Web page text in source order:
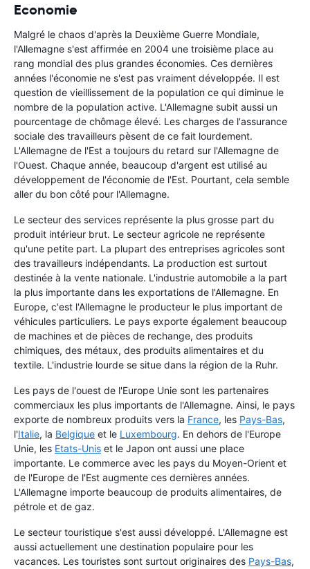
Economie
Malgré le chaos d'après la Deuxième Guerre Mondiale,
l'Allemagne s'est affirmée en 2004 une troisième place au
rang mondial des plus grandes économies. Ces dernières
années l'économie ne s'est pas vraiment développée. Il est
question de vieillissement de la population ce qui diminue le
nombre de la population active. L'Allemagne subit aussi un
pourcentage de chômage élevé. Les charges de l'assurance
sociale des travailleurs pèsent de ce fait lourdement.
L'Allemagne de l'Est a toujours du retard sur l'Allemagne de
l'Ouest. Chaque année, beaucoup d'argent est utilisé au
développement de l'économie de l'Est. Pourtant, cela semble
aller du bon côté pour l'Allemagne.
Le secteur des services représente la plus grosse part du
produit intérieur brut. Le secteur agricole ne représente
qu'une petite part. La plupart des entreprises agricoles sont
des travailleurs indépendants. La production est surtout
destinée à la vente nationale. L'industrie automobile a la part
la plus importante dans les exportations de l'Allemagne. En
Europe, c'est l'Allemagne le producteur le plus important de
véhicules particuliers. Le pays exporte également beaucoup
de machines et de pièces de rechange, des produits
chimiques, des métaux, des produits alimentaires et du
textile. L'industrie lourde se situe dans la région de la Ruhr.
Les pays de l'ouest de l'Europe Unie sont les partenaires
commerciaux les plus importants de l'Allemagne. Ainsi, le pays
exporte de nombreux produits vers la France, les Pays-Bas,
l'Italie, la Belgique et le Luxembourg. En dehors de l'Europe
Unie, les Etats-Unis et le Japon ont aussi une place
importante. Le commerce avec les pays du Moyen-Orient et
de l'Europe de l'Est augmente ces dernières années.
L'Allemagne importe beaucoup de produits alimentaires, de
pétrole et de gaz.
Le secteur touristique s'est aussi développé. L'Allemagne est
aussi actuellement une destination populaire pour les
vacances. Les touristes sont surtout originaires des Pays-Bas,